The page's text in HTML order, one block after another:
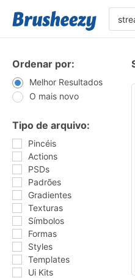
Ordenar por:
Melhor Resultados
O mais novo
Tipo de arquivo:
Pincéis
Actions
PSDs
Padrões
Gradientes
Texturas
Símbolos
Formas
Styles
Templates
Ui Kits